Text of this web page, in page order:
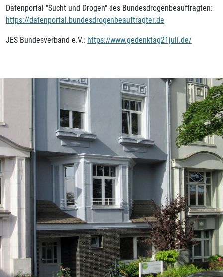
Datenportal "Sucht und Drogen" des Bundesdrogenbeauftragten:
https://datenportal.bundesdrogenbeauftragter.de
JES Bundesverband e.V.: https://www.gedenktag21juli.de/